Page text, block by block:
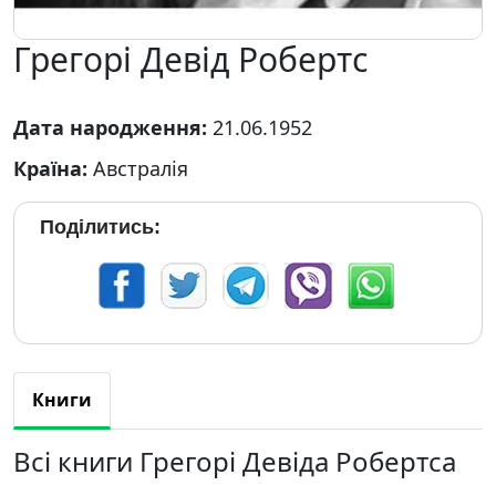
Грегорі Девід Робертс
Дата народження: 21.06.1952
Країна: Австралія
Поділитись:
Книги
Всі книги Грегорі Девіда Робертса